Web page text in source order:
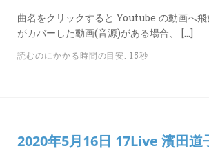
曲名をクリックすると Youtube の動画へ
がカバーした動画(音源)がある場合、 […]
読むのにかかる時間の目安: 15秒
2020年5月16日 17Live 濱田道